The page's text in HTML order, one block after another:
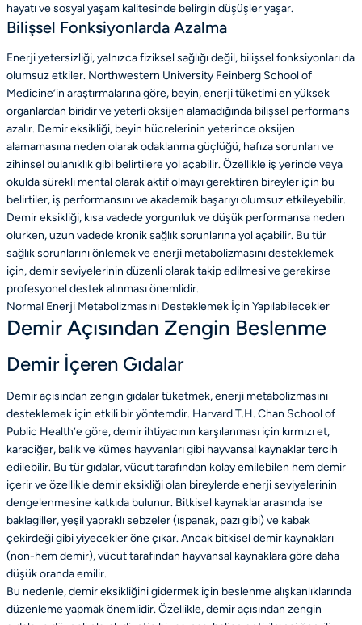
hayatı ve sosyal yaşam kalitesinde belirgin düşüşler yaşar.
Bilişsel Fonksiyonlarda Azalma
Enerji yetersizliği, yalnızca fiziksel sağlığı değil, bilişsel fonksiyonları da
olumsuz etkiler. Northwestern University Feinberg School of
Medicine’in araştırmalarına göre, beyin, enerji tüketimi en yüksek
organlardan biridir ve yeterli oksijen alamadığında bilişsel performans
azalır. Demir eksikliği, beyin hücrelerinin yeterince oksijen
alamamasına neden olarak odaklanma güçlüğü, hafıza sorunları ve
zihinsel bulanıklık gibi belirtilere yol açabilir. Özellikle iş yerinde veya
okulda sürekli mental olarak aktif olmayı gerektiren bireyler için bu
belirtiler, iş performansını ve akademik başarıyı olumsuz etkileyebilir.
Demir eksikliği, kısa vadede yorgunluk ve düşük performansa neden
olurken, uzun vadede kronik sağlık sorunlarına yol açabilir. Bu tür
sağlık sorunlarını önlemek ve enerji metabolizmasını desteklemek
için, demir seviyelerinin düzenli olarak takip edilmesi ve gerekirse
profesyonel destek alınması önemlidir.
Normal Enerji Metabolizmasını Desteklemek İçin Yapılabilecekler
Demir Açısından Zengin Beslenme
Demir İçeren Gıdalar
Demir açısından zengin gıdalar tüketmek, enerji metabolizmasını
desteklemek için etkili bir yöntemdir. Harvard T.H. Chan School of
Public Health’e göre, demir ihtiyacının karşılanması için kırmızı et,
karaciğer, balık ve kümes hayvanları gibi hayvansal kaynaklar tercih
edilebilir. Bu tür gıdalar, vücut tarafından kolay emilebilen hem demir
içerir ve özellikle demir eksikliği olan bireylerde enerji seviyelerinin
dengelenmesine katkıda bulunur. Bitkisel kaynaklar arasında ise
baklagiller, yeşil yapraklı sebzeler (ıspanak, pazı gibi) ve kabak
çekirdeği gibi yiyecekler öne çıkar. Ancak bitkisel demir kaynakları
(non-hem demir), vücut tarafından hayvansal kaynaklara göre daha
düşük oranda emilir.
Bu nedenle, demir eksikliğini gidermek için beslenme alışkanlıklarında
düzenleme yapmak önemlidir. Özellikle, demir açısından zengin